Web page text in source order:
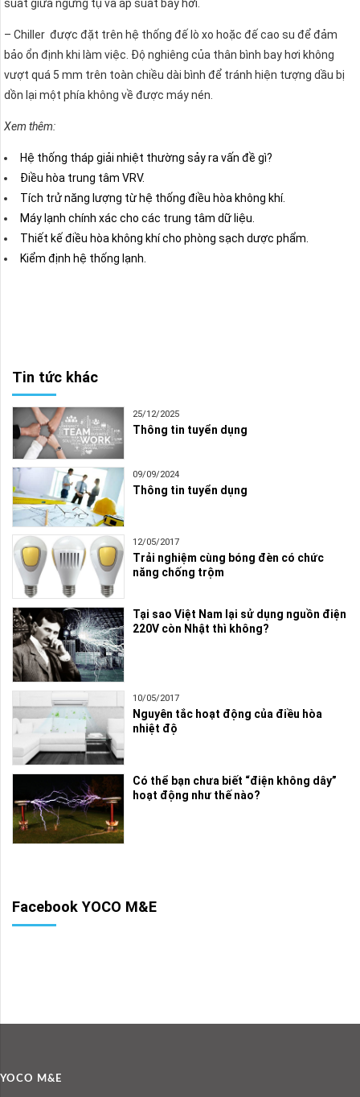
suất giữa ngưng tụ và áp suất bay hơi.
– Chiller được đặt trên hệ thống đế lò xo hoặc đế cao su để đảm
bảo ổn định khi làm việc. Độ nghiêng của thân bình bay hơi không
vượt quá 5 mm trên toàn chiều dài bình để tránh hiện tượng dầu bị
dồn lại một phía không về được máy nén.
Xem thêm:
Hệ thống tháp giải nhiệt thường sảy ra vấn đề gì?
Điều hòa trung tâm VRV.
Tích trử năng lượng từ hệ thống điều hòa không khí.
Máy lạnh chính xác cho các trung tâm dữ liệu.
Thiết kế điều hòa không khí cho phòng sạch dược phẩm.
Kiểm định hệ thống lạnh.
Tin tức khác
25/12/2025
Thông tin tuyển dụng
09/09/2024
Thông tin tuyển dụng
12/05/2017
Trải nghiệm cùng bóng đèn có chức
năng chống trộm
Tại sao Việt Nam lại sử dụng nguồn điện
220V còn Nhật thì không?
10/05/2017
Nguyên tắc hoạt động của điều hòa
nhiệt độ
Có thể bạn chưa biết “điện không dây”
hoạt động như thế nào?
Facebook YOCO M&E
YOCO M&E